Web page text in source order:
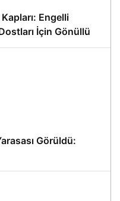
Engelli
İçin Gönüllü
Görüldü: